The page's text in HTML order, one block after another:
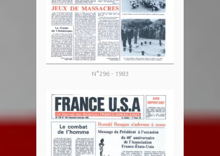
N°296 - 1983